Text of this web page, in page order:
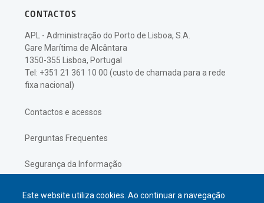
Este website utiliza cookies. Ao continuar a navegação
CONTACTOS
APL - Administração do Porto de Lisboa, S.A.
Gare Marítima de Alcântara
1350-355 Lisboa, Portugal
Tel: +351 21 361 10 00 (custo de chamada para a rede
fixa nacional)
Contactos e acessos
Perguntas Frequentes
Segurança da Informação
Política de Privacidade